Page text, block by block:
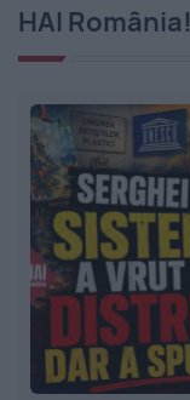
HAI România!